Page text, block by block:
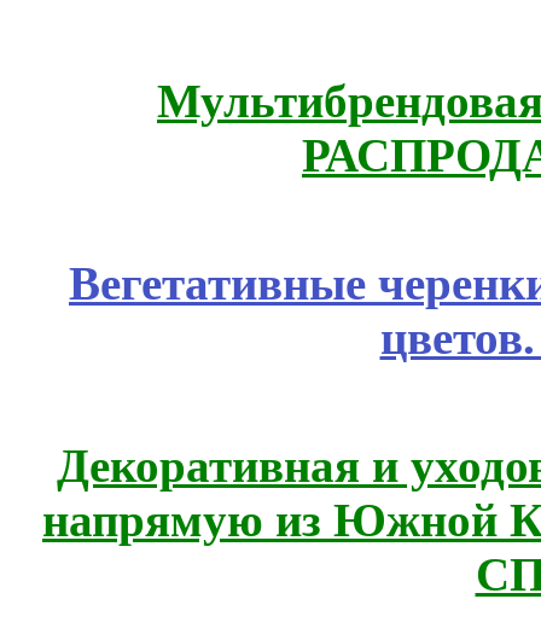
Вегетативные
Декоративная и
напрямую из